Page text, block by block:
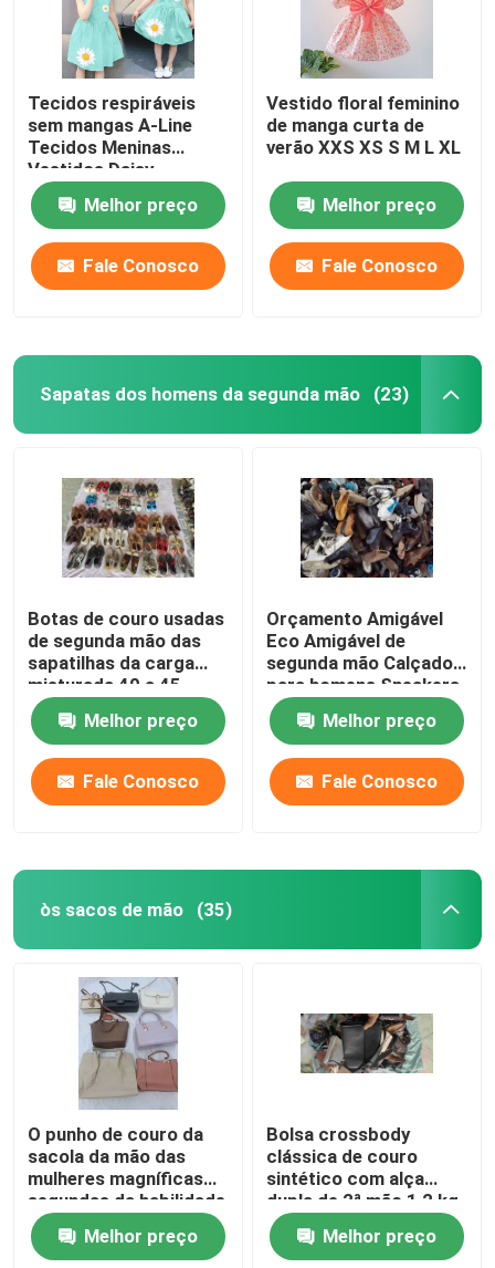
Tecidos respiráveis ​​
sem mangas A-Line
Tecidos Meninas
Vestidos Daisy
Melhor preço
Fale Conosco
Vestido floral feminino
de manga curta de
verão XXS XS S M L XL
Melhor preço
Fale Conosco
Sapatas dos homens da segunda mão (23)
Botas de couro usadas
de segunda mão das
sapatilhas da carga
misturada 40 a 45
Melhor preço
Fale Conosco
Orçamento Amigável
Eco Amigável de
segunda mão Calçados
para homens Sneakers
Melhor preço
Fale Conosco
òs sacos de mão (35)
O punho de couro da
sacola da mão das
mulheres magníficas
segundas da habilidade
deixa cair 3 polegadas
Melhor preço
Bolsa crossbody
clássica de couro
sintético com alça
dupla de 2ª mão 1,2 kg
Melhor preço